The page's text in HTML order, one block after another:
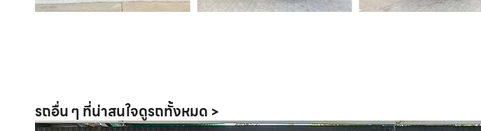
รถอื่น ๆ ที่น่าสนใจดูรถทั้งหมด >